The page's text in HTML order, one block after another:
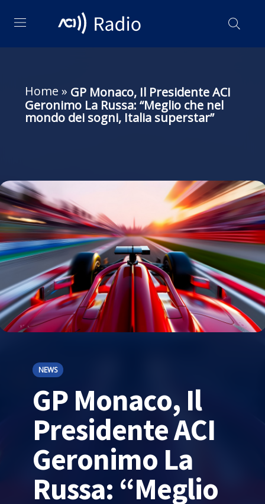
Home » GP Monaco, Il Presidente ACI
Geronimo La Russa: “Meglio che nel
mondo dei sogni, Italia superstar”
NEWS
GP Monaco, Il
Presidente ACI
Geronimo La
Russa: “Meglio